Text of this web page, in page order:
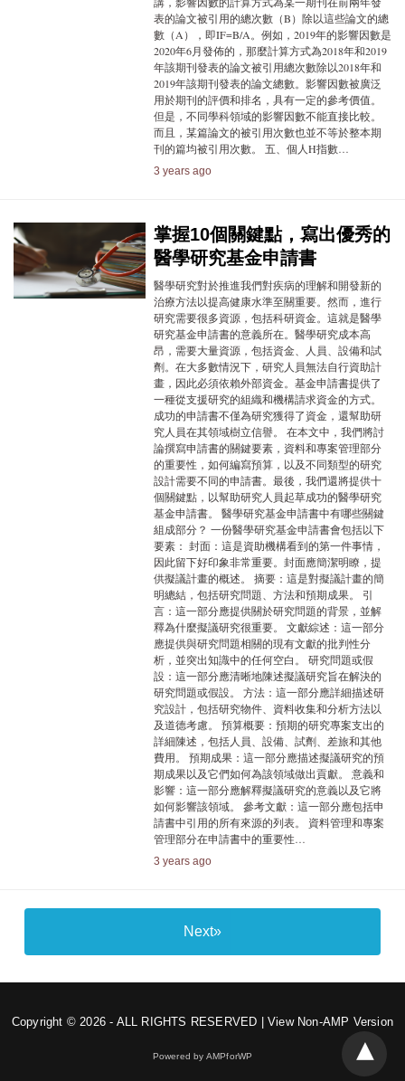
表的論文被引用的總次數（B）除以這些論文的總
數（A），即IF=B/A。例如，2019年的影響因數是
2020年6月發佈的，那麼計算方式為2018年和2019
年該期刊發表的論文被引用總次數除以2018年和
2019年該期刊發表的論文總數。影響因數被廣泛
用於期刊的評價和排名，具有一定的參考價值。
但是，不同學科領域的影響因數不能直接比較。
而且，某篇論文的被引用次數也並不等於整本期
刊的篇均被引用次數。 五、個人H指數…
3 years ago
掌握10個關鍵點，寫出優秀的
醫學研究基金申請書
醫學研究對於推進我們對疾病的理解和開發新的
治療方法以提高健康水準至關重要。然而，進行
研究需要很多資源，包括科研資金。這就是醫學
研究基金申請書的意義所在。醫學研究成本高
昂，需要大量資源，包括資金、人員、設備和試
劑。在大多數情況下，研究人員無法自行資助計
畫，因此必須依賴外部資金。基金申請書提供了
一種從支援研究的組織和機構請求資金的方式。
成功的申請書不僅為研究獲得了資金，還幫助研
究人員在其領域樹立信譽。 在本文中，我們將討
論撰寫申請書的關鍵要素，資料和專案管理部分
的重要性，如何編寫預算，以及不同類型的研究
設計需要不同的申請書。最後，我們還將提供十
個關鍵點，以幫助研究人員起草成功的醫學研究
基金申請書。 醫學研究基金申請書中有哪些關鍵
組成部分？ 一份醫學研究基金申請書會包括以下
要素： 封面：這是資助機構看到的第一件事情，
因此留下好印象非常重要。封面應簡潔明瞭，提
供擬議計畫的概述。 摘要：這是對擬議計畫的簡
明總結，包括研究問題、方法和預期成果。 引
言：這一部分應提供關於研究問題的背景，並解
釋為什麼擬議研究很重要。 文獻綜述：這一部分
應提供與研究問題相關的現有文獻的批判性分
析，並突出知識中的任何空白。 研究問題或假
設：這一部分應清晰地陳述擬議研究旨在解決的
研究問題或假設。 方法：這一部分應詳細描述研
究設計，包括研究物件、資料收集和分析方法以
及道德考慮。 預算概要：預期的研究專案支出的
詳細陳述，包括人員、設備、試劑、差旅和其他
費用。 預期成果：這一部分應描述擬議研究的預
期成果以及它們如何為該領域做出貢獻。 意義和
影響：這一部分應解釋擬議研究的意義以及它將
如何影響該領域。 參考文獻：這一部分應包括申
請書中引用的所有來源的列表。 資料管理和專案
管理部分在申請書中的重要性…
3 years ago
Next»
Copyright © 2026 - ALL RIGHTS RESERVED |View Non-AMP Version
Powered by AMPforWP